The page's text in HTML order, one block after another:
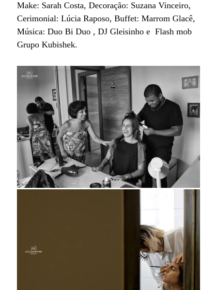
Make: Sarah Costa, Decoração: Suzana Vinceiro,
Cerimonial: Lúcia Raposo, Buffet: Marrom Glacê,
Música: Duo Bi Duo , DJ Gleisinho e Flash mob
Grupo Kubishek.